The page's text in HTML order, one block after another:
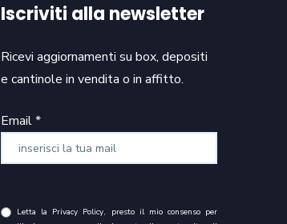
Iscriviti alla newsletter
Ricevi aggiornamenti su box, depositi
e cantinole in vendita o in affitto.
Email *
Letta la Privacy Policy, presto il mio consenso per